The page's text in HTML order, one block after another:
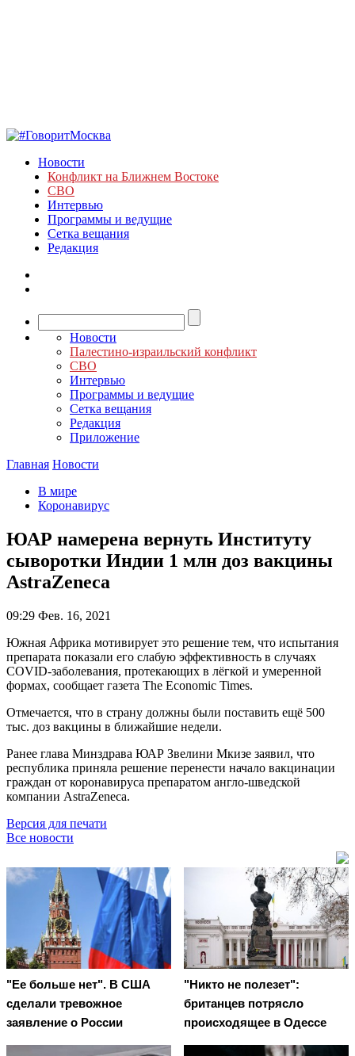
Новости
Конфликт на Ближнем Востоке
СВО
Интервью
Программы и ведущие
Сетка вещания
Редакция
Новости
Палестино-израильский конфликт
СВО
Интервью
Программы и ведущие
Сетка вещания
Редакция
Приложение
Главная Новости
В мире
Коронавирус
ЮАР намерена вернуть Институту
сыворотки Индии 1 млн доз вакцины
AstraZeneca
09:29 Фев. 16, 2021
Южная Африка мотивирует это решение тем, что испытания
препарата показали его слабую эффективность в случаях
COVID-заболевания, протекающих в лёгкой и умеренной
формах, сообщает газета The Economic Times.
Отмечается, что в страну должны были поставить ещё 500
тыс. доз вакцины в ближайшие недели.
Ранее глава Минздрава ЮАР Звелини Мкизе заявил, что
республика приняла решение перенести начало вакцинации
граждан от коронавируса препаратом англо-шведской
компании AstraZeneca.
Версия для печати
Все новости
"Ее больше нет". В США
сделали тревожное
заявление о России
"Никто не полезет":
британцев потрясло
происходящее в Одессе